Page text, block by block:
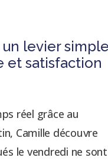
levier
et satisfaction
réel grâce au
Camille découvre
le vendredi ne sont
✖
de notre site